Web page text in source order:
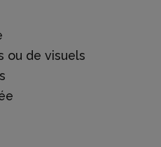
ou de visuels